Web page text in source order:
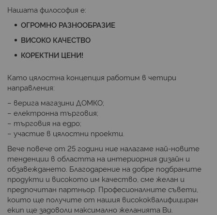
Нашата философия е:
ОГРОМНО РАЗНООБРАЗИЕ
ВИСОКО КАЧЕСТВО
КОРЕКТНИ ЦЕНИ!
Като цялостна концепция работим в четири
направления:
– верига магазини ДОМКО;
– електронна търговия;
– търговия на едро;
– участие в цялостни проекти.
Вече повече от 25 години ние налагаме най-новите
тенденции в областта на интериорния дизайн и
обзавеждането. Благодарение на добре подбраните
продукти и високото им качество, сме желан и
предпочитан партньор. Професионалните съвети,
които ще получите от нашия висококвалифициран
екип ще задоволи максимално желанията Ви.